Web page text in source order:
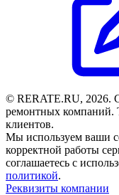
© RERATE.RU, 2026.
ремонтных компаний.
клиентов.
Мы используем ваши
корректной работы
соглашаетесь с
политикой.
Реквизиты компании